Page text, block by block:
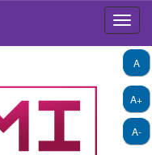
A+
A-
A